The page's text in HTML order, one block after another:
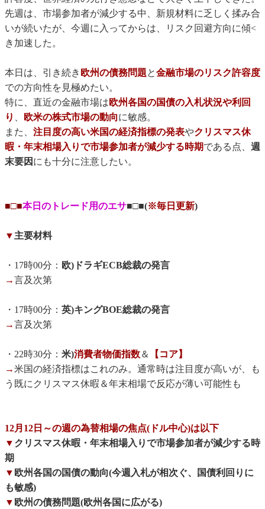
先週は、市場参加者が減少する中、新規材料に乏しく揉み合
いが続いたが、今週に入ってからは、リスク回避方向に傾<
き加速した。
本日は、引き続き 欧州の債務問題と金融市場のリスク許容度
での方向性を見極めたい。
特に、直近の金融市場は欧州各国の国債の入札状況や利回
り 、 欧米の株式市場の動向に敏感。
また、 注目度の高い米国の経済指標の発表やクリスマス休
暇・年末相場入りで市場参加者が減少する時期である点、 週
末要因 にも十分に注意したい。
■□■本日のトレード用のエサ■□■(※毎日更新)
▼主要材料
・17時00分： 欧)ドラギECB総裁の発言
→言及次第
・17時00分： 英)キングBOE総裁の発言
→言及次第
・22時30分： 米)消費者物価指数＆
【コア】
→米国の経済指標はこれのみ。通常時は注目度が高いが、も
う既にクリスマス休暇＆年末相場で反応が薄い可能性も
12月12日～の週の為替相場の焦点(ドル中心)は以下
▼ クリスマス休暇・年末相場入りで市場参加者が減少する時
期
▼ 欧州各国の国債の動向(今週入札が相次ぐ、国債利回りに
も敏感)
▼ 欧州の債務問題(欧州各国に広がる)